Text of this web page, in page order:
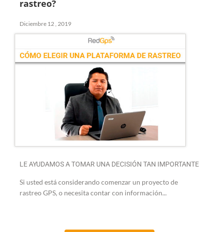
rastreo?
Diciembre 12 , 2019
LE AYUDAMOS A TOMAR UNA DECISIÓN TAN IMPORTANTE
Si usted está considerando comenzar un proyecto de
rastreo GPS, o necesita contar con información...